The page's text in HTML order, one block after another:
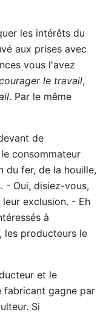
les intérêts du
aux prises avec
vous l'avez
le travail,
. Par le même
de
consommateur
du fer, de la houille,
- Oui, disiez-vous,
exclusion. - Eh
à
les producteurs le
et le
fabricant gagne par
Si